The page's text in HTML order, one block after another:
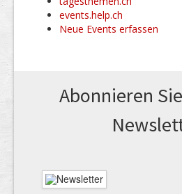
events.help.ch
Neue Events erfassen
Abonnieren